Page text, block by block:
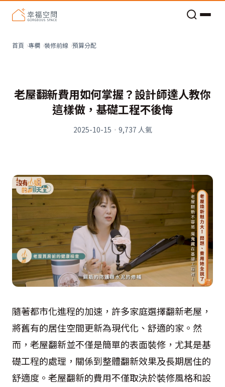
首頁 專欄 裝修前線 預算分配
老屋翻新費用如何掌握？設計師達人教你
這樣做，基礎工程不後悔
2025-10-15 · 9,737 人氣
隨著都市化進程的加速，許多家庭選擇翻新老屋，
將舊有的居住空間更新為現代化、舒適的家。然
而，老屋翻新並不僅是簡單的表面裝修，尤其是基
礎工程的處理，關係到整體翻新效果及長期居住的
舒適度。老屋翻新的費用不僅取決於裝修風格和設